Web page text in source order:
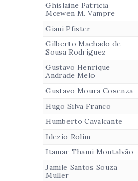
Ghislaine Patricia
Mcewen M. Vampre
Giani Pfister
Gilberto Machado de
Sousa Rodriguez
Gustavo Henrique
Andrade Melo
Gustavo Moura Cosenza
Hugo Silva Franco
Humberto Cavalcante
Idezio Rolim
Itamar Thami Montalvão
Jamile Santos Souza
Muller